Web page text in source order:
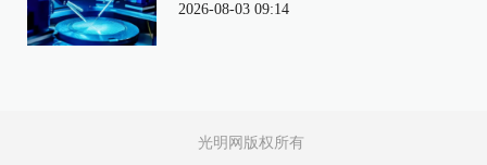
2026-08-03 09:14
光明网版权所有